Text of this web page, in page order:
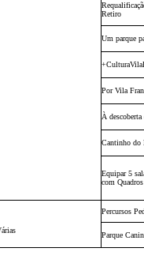
Retiro
Um parque
Por Vila
À
Cantinho do
Equipar 5
com
Percursos
Parque